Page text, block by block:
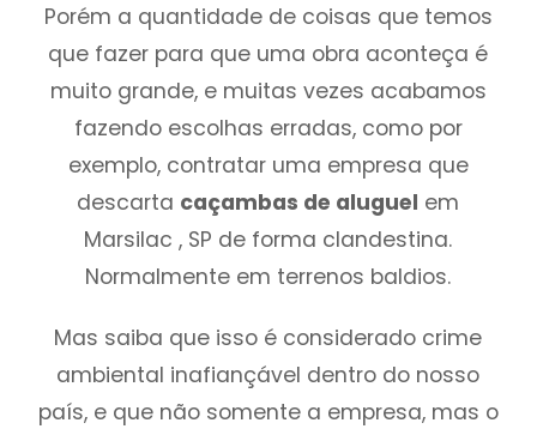
Porém a quantidade de coisas que temos
que fazer para que uma obra aconteça é
muito grande, e muitas vezes acabamos
fazendo escolhas erradas, como por
exemplo, contratar uma empresa que
descarta caçambas de aluguel em
Marsilac , SP de forma clandestina.
Normalmente em terrenos baldios.
Mas saiba que isso é considerado crime
ambiental inafiançável dentro do nosso
país, e que não somente a empresa, mas o